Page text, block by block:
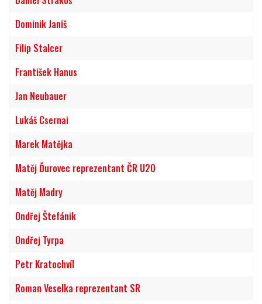
Dominik Janiš
Filip Stalcer
František Hanus
Jan Neubauer
Lukáš Csernai
Marek Matějka
Matěj Ďurovec reprezentant ČR U20
Matěj Madry
Ondřej Štefánik
Ondřej Tyrpa
Petr Kratochvíl
Roman Veselka reprezentant SR